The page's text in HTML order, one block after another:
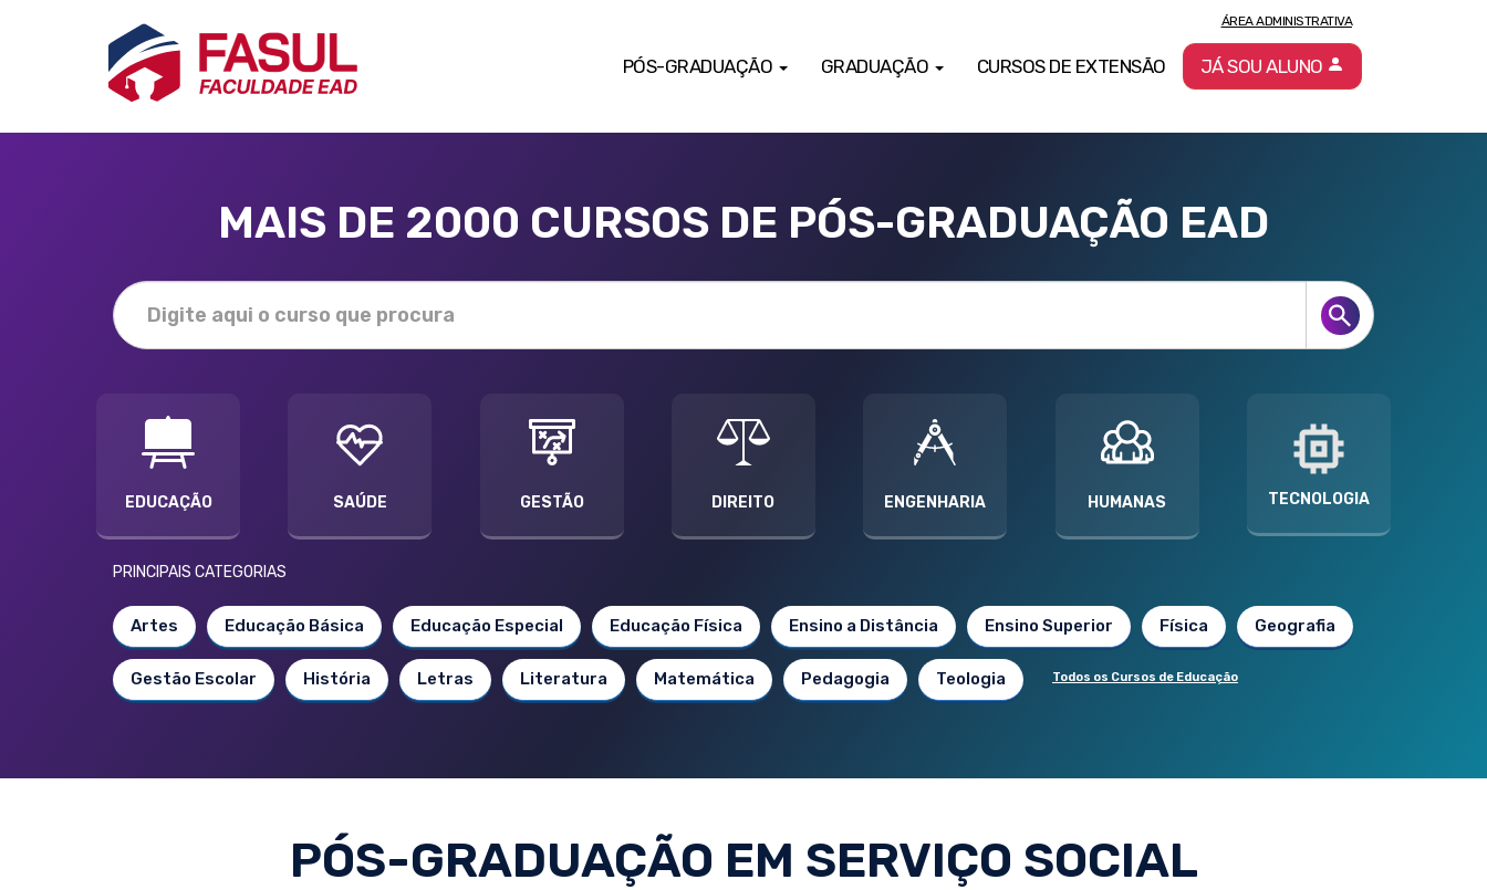
PÓS-GRADUAÇÃO GRADUAÇÃO CURSOS DE EXTENSÃO
ÁREA ADMINISTRATIVA
JÁ SOU ALUNO
MAIS DE 2000 CURSOS DE PÓS-GRADUAÇÃO EAD
EDUCAÇÃO SAÚDE GESTÃO DIREITO ENGENHARIA HUMANAS TECNOLOGIA
PRINCIPAIS CATEGORIAS
Artes Educação Básica Educação Especial Educação Física Ensino a Distância Ensino Superior Física Geografia
Gestão Escolar História Letras Literatura Matemática Pedagogia Teologia Todos os Cursos de Educação
PÓS-GRADUAÇÃO EM SERVIÇO SOCIAL